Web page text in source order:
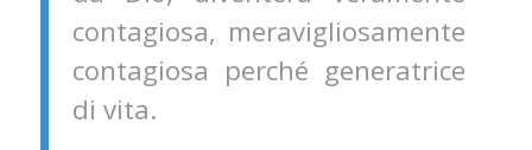
contagiosa, meravigliosamente
contagiosa perché generatrice
di vita.